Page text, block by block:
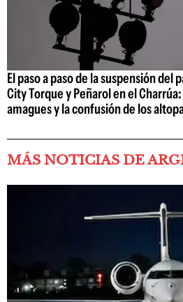
El paso a paso de la suspensión
City Torque y Peñarol en el
amagues y la confusión de los
MÁS NOTICIAS DE